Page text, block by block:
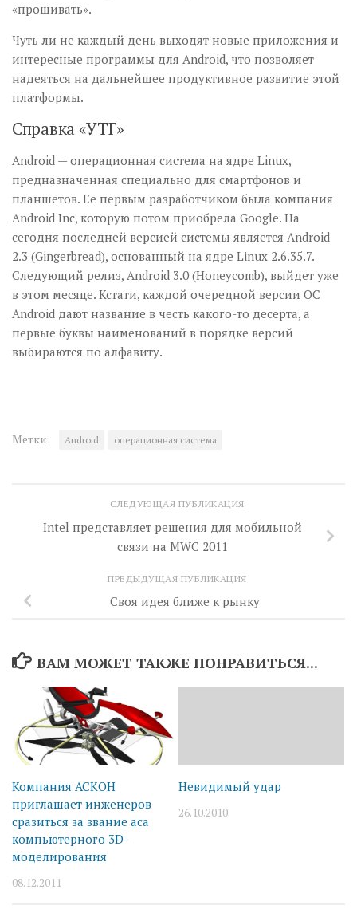
«прошивать».
Чуть ли не каждый день выходят новые приложения и
интересные программы для Android, что позволяет
надеяться на дальнейшее продуктивное развитие этой
платформы.
Справка «УТГ»
Android — операционная система на ядре Linux,
предназначенная специально для смартфонов и
планшетов. Ее первым разработчиком была компания
Android Inc, которую потом приобрела Google. На
сегодня последней версией системы является Android
2.3 (Gingerbread), основанный на ядре Lіnux 2.6.35.7.
Следующий релиз, Android 3.0 (Honeycomb), выйдет уже
в этом месяце. Кстати, каждой очередной версии ОС
Android дают название в честь какого-то десерта, а
первые буквы на­именований в порядке версий
выбираются по алфавиту.
Метки: Android операционная система
СЛЕДУЮЩАЯ ПУБЛИКАЦИЯ
Intel представляет решения для мобильной
связи на MWC 2011
ПРЕДЫДУЩАЯ ПУБЛИКАЦИЯ
Своя идея ближе к рынку
ВАМ МОЖЕТ ТАКЖЕ ПОНРАВИТЬСЯ...
Компания АСКОН
приглашает инженеров
сразиться за звание аса
компьютерного 3D-
моделирования
08.12.2011
Невидимый удар
26.10.2010